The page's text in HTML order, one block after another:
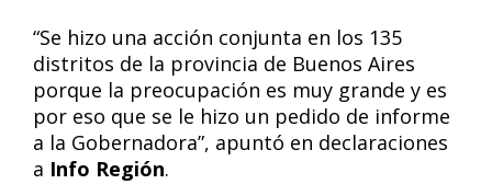
“Se hizo una acción conjunta en los 135
distritos de la provincia de Buenos Aires
porque la preocupación es muy grande y es
por eso que se le hizo un pedido de informe
a la Gobernadora”, apuntó en declaraciones
a Info Región.